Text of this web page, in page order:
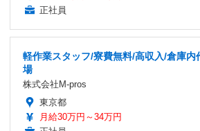
正社員
軽作業スタッフ/寮費無料/高収入/倉庫内
場
株式会社M-pros
東京都
月給30万円～34万円